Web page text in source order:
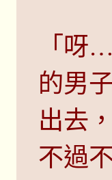
「呀
的男
出去
不過